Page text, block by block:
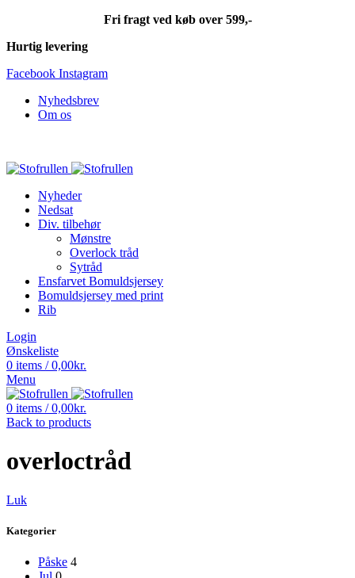
Fri fragt ved køb over 599,-
Hurtig levering
Facebook Instagram
Nyhedsbrev
Om os
Nyheder
Nedsat
Div. tilbehør
Mønstre
Overlock tråd
Sytråd
Ensfarvet Bomuldsjersey
Bomuldsjersey med print
Rib
Login
Ønskeliste
0 items / 0,00kr.
Menu
0 items / 0,00kr.
Back to products
overloctråd
Luk
Kategorier
Påske 4